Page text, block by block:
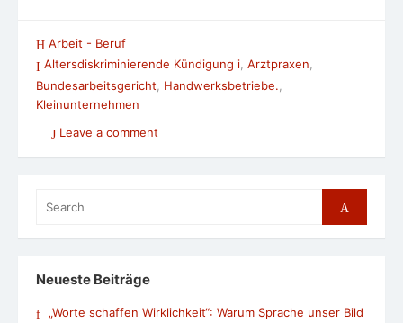
Arbeit - Beruf
Altersdiskriminierende Kündigung i, Arztpraxen,
Bundesarbeitsgericht
Handwerksbetriebe.
Kleinunternehmen
Leave a comment
for:
Search
Neueste Beiträge
„Worte schaffen Wirklichkeit“: Warum Sprache unser Bild